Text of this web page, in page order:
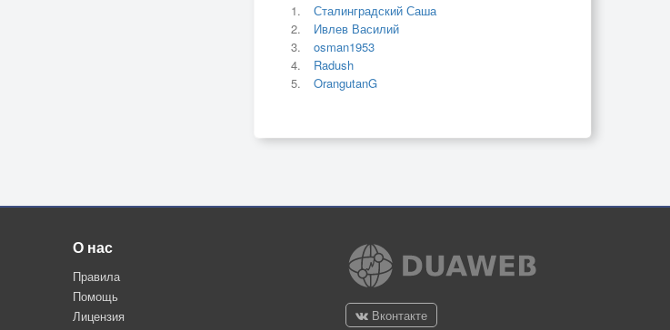
Сталинградский Саша
Ивлев Василий
osman1953
Radush
OrangutanG
О нас
Правила
Помощь
Лицензия
Вконтакте